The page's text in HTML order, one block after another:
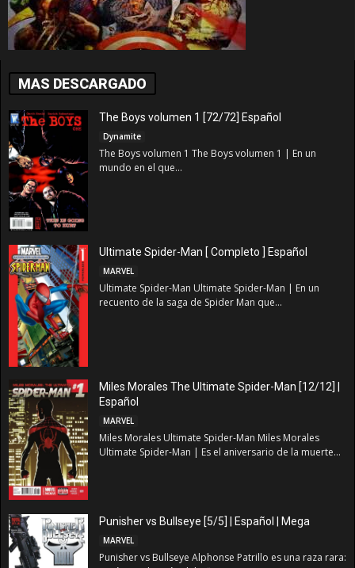
MAS DESCARGADO
The Boys volumen 1 [72/72] Español
Dynamite
The Boys volumen 1 The Boys volumen 1 | En un
mundo en el que...
Ultimate Spider-Man [ Completo ] Español
MARVEL
Ultimate Spider-Man Ultimate Spider-Man | En un
recuento de la saga de Spider Man que...
Miles Morales The Ultimate Spider-Man [12/12] |
Español
MARVEL
Miles Morales Ultimate Spider-Man Miles Morales
Ultimate Spider-Man | Es el aniversario de la muerte...
Punisher vs Bullseye [5/5] | Español | Mega
MARVEL
Punisher vs Bullseye Alphonse Patrillo es una raza rara: